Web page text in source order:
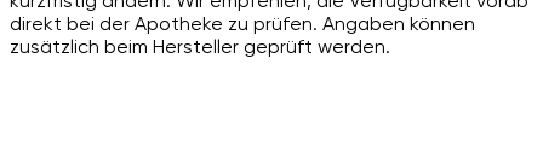
direkt bei der Apotheke zu prüfen. Angaben können
zusätzlich beim Hersteller geprüft werden.